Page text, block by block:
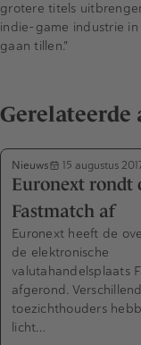
grotere titels
indie-game industrie
gaan tillen."
Gerelateerde
Nieuws 15 augustus
Euronext rondt
Fastmatch af
Euronext heeft de
de elektronische
valutahandelsplaats
afgerond.
toezichthouders
licht…